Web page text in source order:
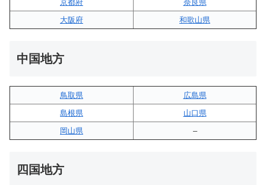
京都府
奈良県
大阪府
和歌山県
中国地方
鳥取県
広島県
島根県
山口県
岡山県
–
四国地方